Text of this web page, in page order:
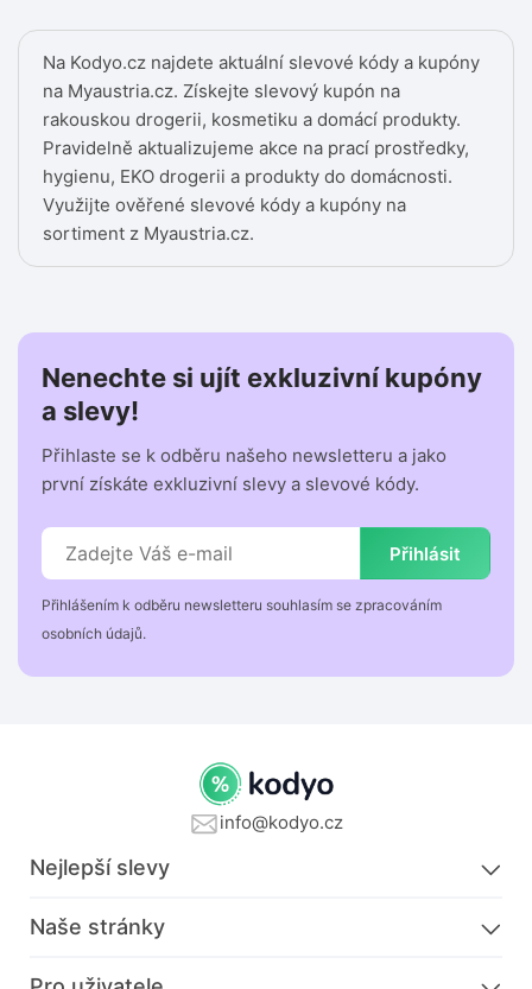
Na Kodyo.cz najdete aktuální slevové kódy a kupóny
na Myaustria.cz. Získejte slevový kupón na
rakouskou drogerii, kosmetiku a domácí produkty.
Pravidelně aktualizujeme akce na prací prostředky,
hygienu, EKO drogerii a produkty do domácnosti.
Využijte ověřené slevové kódy a kupóny na
sortiment z Myaustria.cz.
Nenechte si ujít exkluzivní kupóny
a slevy!
Přihlaste se k odběru našeho newsletteru a jako
první získáte exkluzivní slevy a slevové kódy.
Přihlásit
Přihlášením k odběru newsletteru souhlasím se zpracováním
osobních údajů.
info@kodyo.cz
Nejlepší slevy
Naše stránky